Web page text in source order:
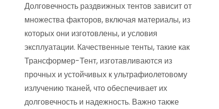
Долговечность раздвижных тентов зависит от
множества факторов, включая материалы, из
которых они изготовлены, и условия
эксплуатации. Качественные тенты, такие как
Трансформер-Тент, изготавливаются из
прочных и устойчивых к ультрафиолетовому
излучению тканей, что обеспечивает их
долговечность и надежность. Важно также